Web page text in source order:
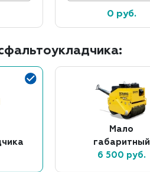
0 руб.
Мало
габаритный
6 500 руб.